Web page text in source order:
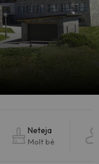
Neteja
Molt bé